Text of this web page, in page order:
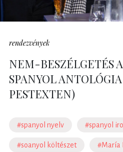
rendezvények
NEM-BESZÉLGETÉS
SPANYOL
PESTEXTEN)
#spanyol nyelv #spanyol
#soanyol költészet #María